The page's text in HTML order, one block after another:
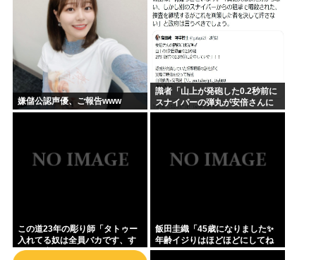
嫌儲公認声優、ご報告www
識者「山上が発砲した0.2秒前に
スナイパーの弾丸が安倍さんに
当たっていた！」 これ。
この道23年の彫り師「タトゥー
入れてる奴は全員バカです、す
ごい民度低い」
飯田圭織「45歳になりました✨
年齢イジりはほどほどにしてね
」